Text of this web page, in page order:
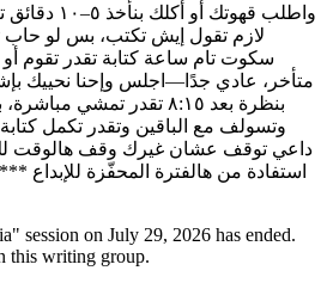
واطلب قهوتك
سكوت تام ساعة كتابة تقدر تقوم
متأخر، عادي جدًا—اجلس وإحنا نحييك
بنظرة بعد ٨:١٥ تقدر تمشي
وتسولف مع الباقين وتقدر تكمل
داعي توقف عشان غيرك وقف هالوقت
استفادة من هالفترة المحفّزة
session on July 29, 2026 has ended.
this writing group.